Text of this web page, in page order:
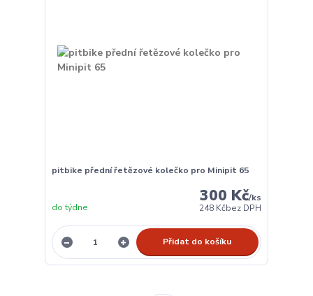
pitbike přední řetězové kolečko pro Minipit 65
300 Kč/ks
248 Kčbez DPH
do týdne
Přidat do košíku